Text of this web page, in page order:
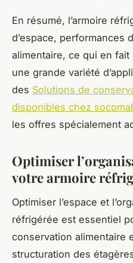
En résumé, l’armoire
d’espace, performances
alimentaire, ce qui en
une grande variété
des Solutions de
disponibles chez
les offres spécialement
Optimiser
votre armoire
Optimiser l’espace et
réfrigérée est essentiel
conservation alimentaire
structuration des